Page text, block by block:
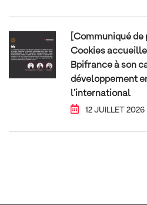
[Communiqué de
Cookies
Bpifrance à son
développement
l’international
12 JUILLET 2026